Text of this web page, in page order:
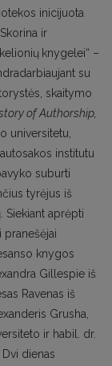
inicijuota
ir
knygelei“ –
su
skaitymo
of Authorship,
universitetu,
institutu
suburti
tyrėjus iš
Siekiant aprėpti
pranešėjai
knygos
Gillespie iš
Ravenas iš
Grusha,
ir habil. dr.
dienas